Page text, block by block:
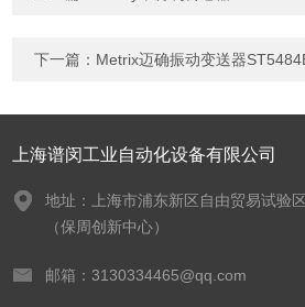
下一篇： Metrix迈确振动变送器
上海谱闵工业自动化设备有限公司
地址：上海市浦东新区自由贸易试验
（保周创新中心）
邮箱：3130334465@qq.com